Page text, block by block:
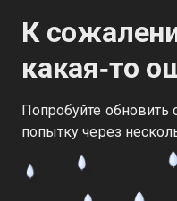
К
какая‑то
Попробуйте обновить
попытку через